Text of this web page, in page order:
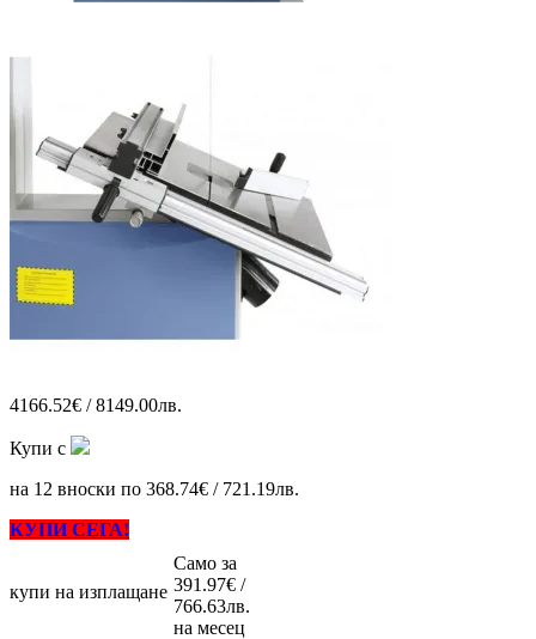
4166.52€ / 8149.00лв.
Купи с
на 12 вноски по 368.74€ / 721.19лв.
КУПИ СЕГА!
купи на изплащане
Само за
391.97€ /
766.63лв.
на месец